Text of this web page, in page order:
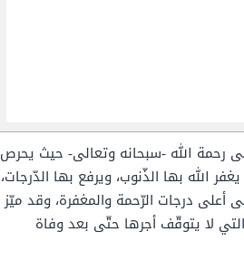
رحمة الله -سبحانه وتعالى- حيث يحرص
الله بها الذّنوب، ويرفع بها الدّرجات،
أعلى درجات الرّحمة والمغفرة، وقد ميّز
التي لا يتوقّف أجرها حتّى بعد وفاة